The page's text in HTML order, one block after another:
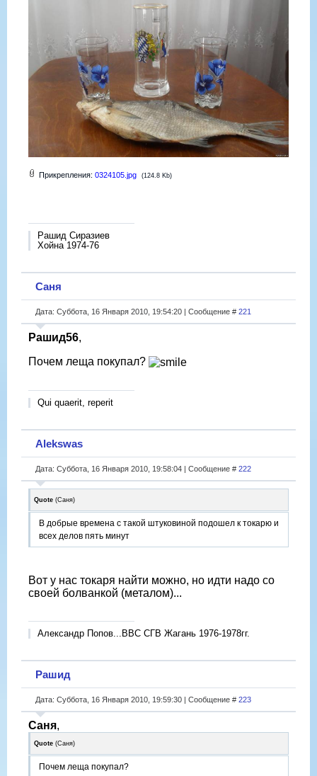
Прикрепления: 0324105.jpg (124.8 Kb)
Рашид Сиразиев
Хойна 1974-76
Саня
Дата: Суббота, 16 Января 2010, 19:54:20 | Сообщение # 221
Рашид56,
Почем леща покупал?
Qui quaerit, reperit
Alekswas
Дата: Суббота, 16 Января 2010, 19:58:04 | Сообщение # 222
Quote (Саня)
В добрые времена с такой штуковиной подошел к токарю и
всех делов пять минут
Вот у нас токаря найти можно, но идти надо со
своей болванкой (металом)...
Александр Попов...ВВС СГВ Жагань 1976-1978гг.
Рашид
Дата: Суббота, 16 Января 2010, 19:59:30 | Сообщение # 223
Саня,
Quote (Саня)
Почем леща покупал?